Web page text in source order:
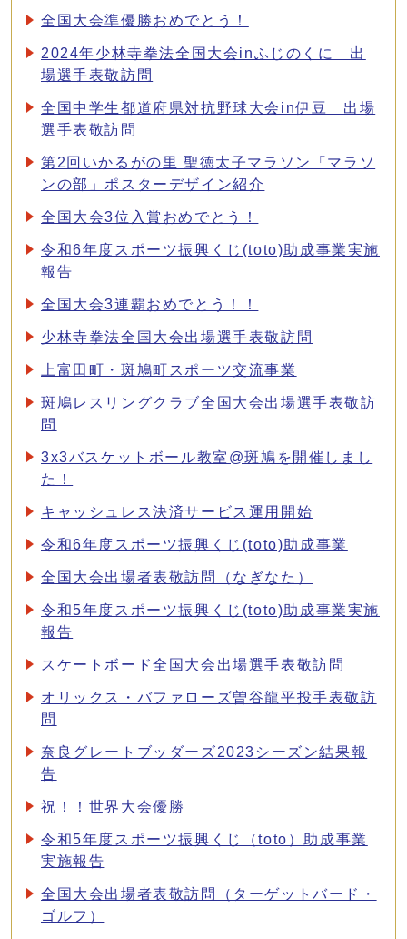
全国大会準優勝おめでとう！
2024年少林寺拳法全国大会inふじのくに 出
場選手表敬訪問
全国中学生都道府県対抗野球大会in伊豆 出場
選手表敬訪問
第2回いかるがの里 聖徳太子マラソン「マラソ
ンの部」ポスターデザイン紹介
全国大会3位入賞おめでとう！
令和6年度スポーツ振興くじ(toto)助成事業実施
報告
全国大会3連覇おめでとう！！
少林寺拳法全国大会出場選手表敬訪問
上富田町・斑鳩町スポーツ交流事業
斑鳩レスリングクラブ全国大会出場選手表敬訪
問
3x3バスケットボール教室@斑鳩を開催しまし
た！
キャッシュレス決済サービス運用開始
令和6年度スポーツ振興くじ(toto)助成事業
全国大会出場者表敬訪問（なぎなた）
令和5年度スポーツ振興くじ(toto)助成事業実施
報告
スケートボード全国大会出場選手表敬訪問
オリックス・バファローズ曽谷龍平投手表敬訪
問
奈良グレートブッダーズ2023シーズン結果報
告
祝！！世界大会優勝
令和5年度スポーツ振興くじ（toto）助成事業
実施報告
全国大会出場者表敬訪問（ターゲットバード・
ゴルフ）